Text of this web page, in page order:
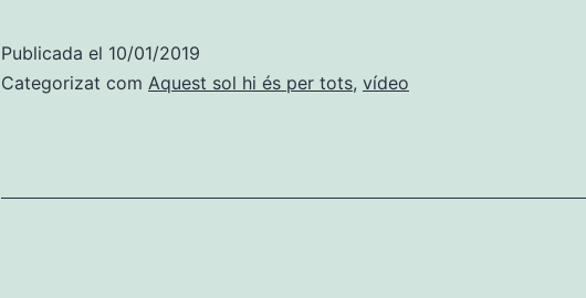
Publicada el 10/01/2019
Categorizat com Aquest sol hi és per tots, vídeo